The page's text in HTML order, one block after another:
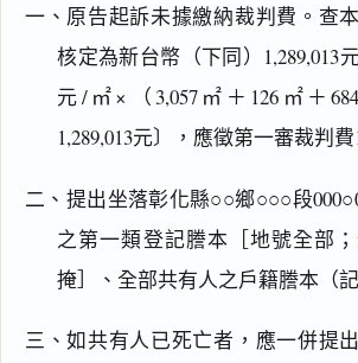
一、原告起訴未據繳納裁判費。查
核定為新台幣（下同）1,289,013
元/㎡×（3,057㎡＋126㎡＋
1,289,013元〕，應徵第一審裁判費
二、提出坐落彰化縣○○鄉○○○段
之第一類登記謄本［地號全部
掩］、全部共有人之戶籍謄本（
三、如共有人已死亡者，應一併提